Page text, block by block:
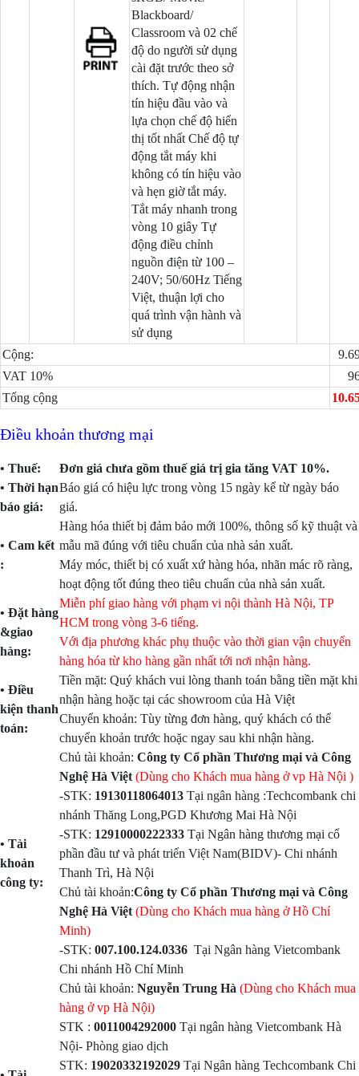
Blackboard/
Classroom và 02 chế
độ do người sử dụng
cài đặt trước theo sở
thích. Tự động nhận
tín hiệu đầu vào và
lựa chọn chế độ hiển
thị tốt nhất Chế độ tự
động tắt máy khi
không có tín hiệu vào
và hẹn giờ tắt máy.
Tắt máy nhanh trong
vòng 10 giây Tự
động điều chỉnh
nguồn điện từ 100 –
240V; 50/60Hz Tiếng
Việt, thuận lợi cho
quá trình vận hành và
sử dụng
Cộng:
VAT 10%
Tổng cộng
Điều khoản thương mại
• Thuế:
Đơn giá chưa gồm thuế giá trị gia tăng VAT 10%.
• Thời hạn
báo giá:
Báo giá có hiệu lực trong vòng 15 ngày kể từ ngày báo
giá.
• Cam kết
:
Hàng hóa thiết bị đảm bảo mới 100%, thông số kỹ thuật và
mẫu mã đúng với tiêu chuẩn của nhà sản xuất.
Máy móc, thiết bị có xuất xứ hàng hóa, nhãn mác rõ ràng,
hoạt động tốt đúng theo tiêu chuẩn của nhà sản xuất.
• Đặt hàng
&giao
hàng:
Miễn phí giao hàng với phạm vi nội thành Hà Nội, TP
HCM trong vòng 3-6 tiếng.
Với địa phương khác phụ thuộc vào thời gian vận chuyển
hàng hóa từ kho hàng gần nhất tới nơi nhận hàng.
• Điều
kiện thanh
toán:
Tiền mặt: Quý khách vui lòng thanh toán bằng tiền mặt khi
nhận hàng hoặc tại các showroom của Hà Việt
Chuyển khoản: Tùy từng đơn hàng, quý khách có thể
chuyển khoản trước hoặc ngay sau khi nhận hàng.
• Tài
khoản
công ty:
Chủ tài khoản: Công ty Cổ phần Thương mại và Công
Nghệ Hà Việt (Dùng cho Khách mua hàng ở vp Hà Nội )
-STK: 19130118064013 Tại ngân hàng :Techcombank chi
nhánh Thăng Long,PGD Khương Mai Hà Nội
-STK: 12910000222333 Tại Ngân hàng thương mại cổ
phần đầu tư và phát triển Việt Nam(BIDV)- Chi nhánh
Thanh Trì, Hà Nội
Chủ tài khoản:Công ty Cổ phần Thương mại và Công
Nghệ Hà Việt (Dùng cho Khách mua hàng ở Hồ Chí
Minh)
-STK: 007.100.124.0336 Tại Ngân hàng Vietcombank
Chi nhánh Hồ Chí Minh
Chủ tài khoản: Nguyễn Trung Hà (Dùng cho Khách mua
hàng ở vp Hà Nội)
STK : 0011004292000 Tại ngân hàng Vietcombank Hà
Nội- Phòng giao dịch
STK: 19020332192029 Tại Ngân hàng Techcombank Chi